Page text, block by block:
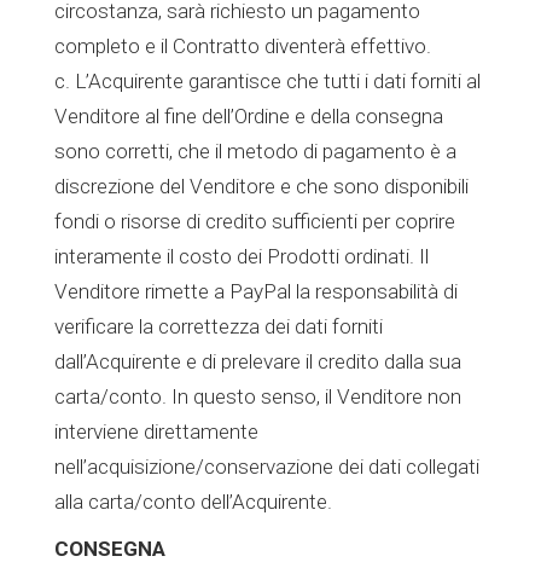
circostanza, sarà richiesto un pagamento
completo e il Contratto diventerà effettivo.
c. L’Acquirente garantisce che tutti i dati forniti al
Venditore al fine dell’Ordine e della consegna
sono corretti, che il metodo di pagamento è a
discrezione del Venditore e che sono disponibili
fondi o risorse di credito sufficienti per coprire
interamente il costo dei Prodotti ordinati. Il
Venditore rimette a PayPal la responsabilità di
verificare la correttezza dei dati forniti
dall’Acquirente e di prelevare il credito dalla sua
carta/conto. In questo senso, il Venditore non
interviene direttamente
nell’acquisizione/conservazione dei dati collegati
alla carta/conto dell’Acquirente.
CONSEGNA